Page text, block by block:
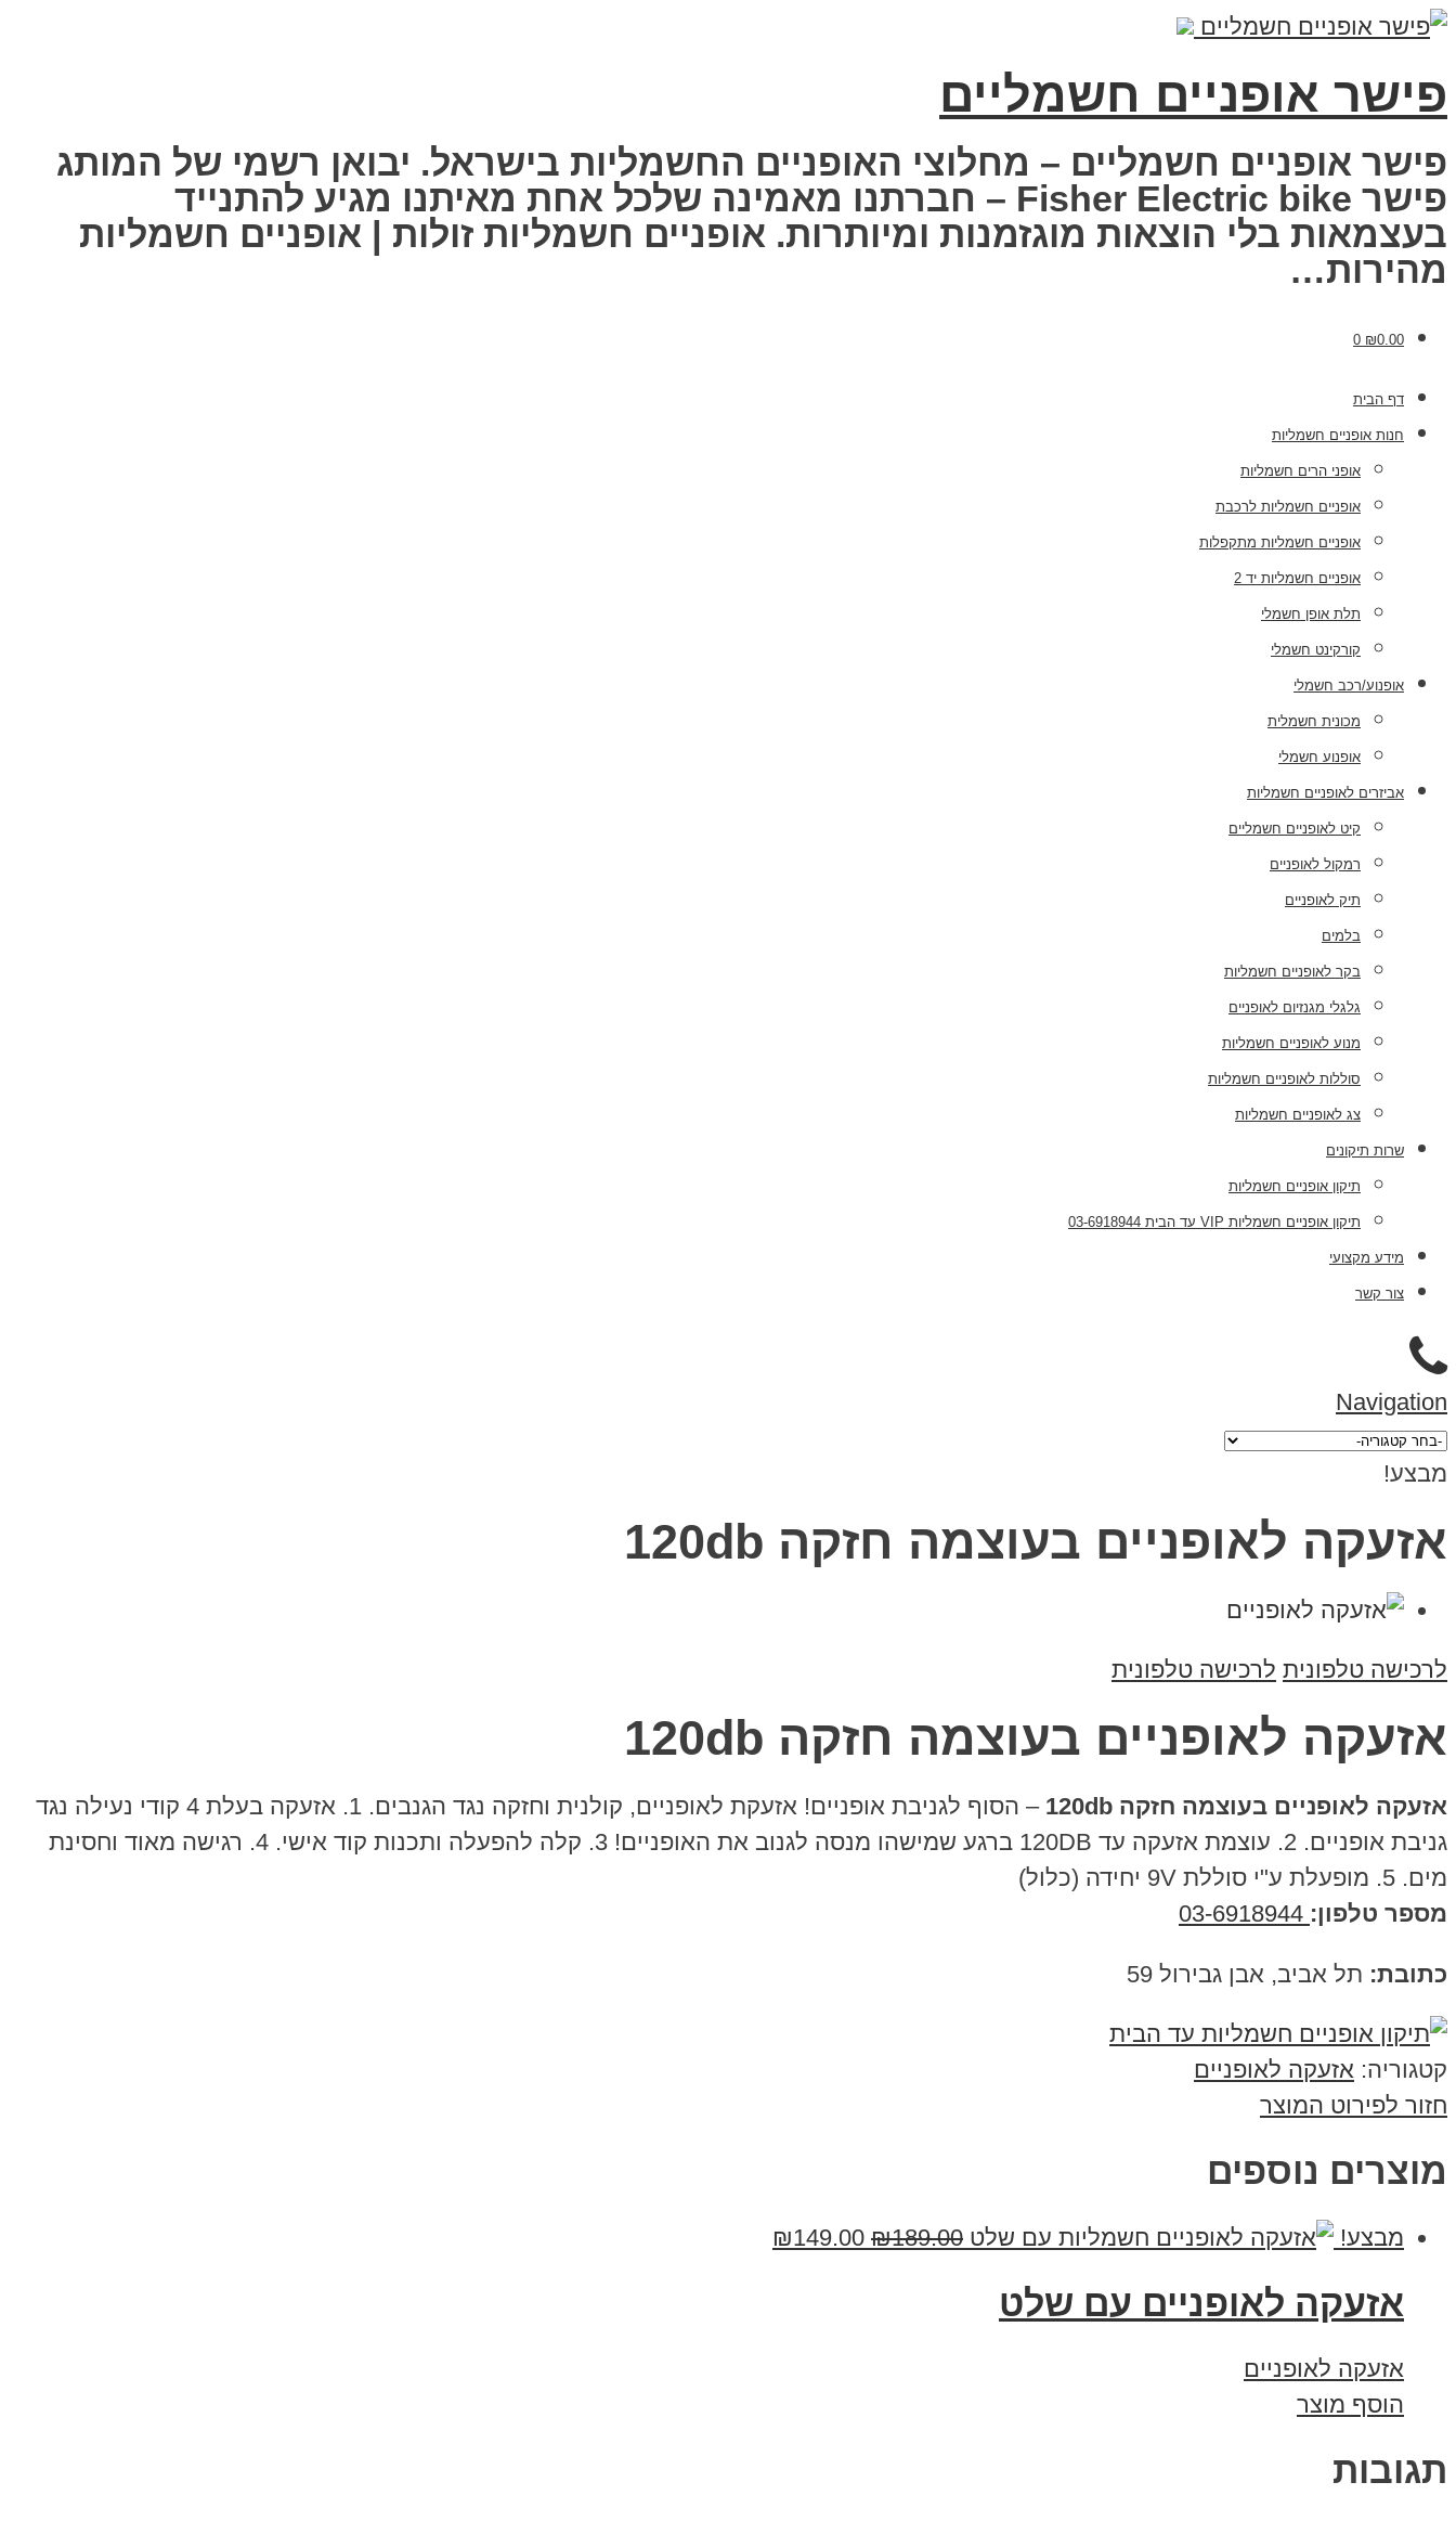
פישר אופניים חשמליים
פישר אופניים חשמליים – מחלוצי האופניים החשמליות בישראל. יבואן רשמי של המותג
פישר Fisher Electric bike – חברתנו מאמינה שלכל אחת מאיתנו מגיע להתנייד
בעצמאות בלי הוצאות מוגזמנות ומיותרות. אופניים חשמליות זולות | אופניים חשמליות
מהירות…
₪0.00
0
דף הבית
חנות אופניים חשמליות
אופני הרים חשמליות
אופניים חשמליות לרכבת
אופניים חשמליות מתקפלות
אופניים חשמליות יד 2
תלת אופן חשמלי
קורקינט חשמלי
אופנוע/רכב חשמלי
מכונית חשמלית
אופנוע חשמלי
אביזרים לאופניים חשמליות
קיט לאופניים חשמליים
רמקול לאופניים
תיק לאופניים
בלמים
בקר לאופניים חשמליות
גלגלי מגנזיום לאופניים
מנוע לאופניים חשמליות
סוללות לאופניים חשמליות
צג לאופניים חשמליות
שרות תיקונים
תיקון אופניים חשמליות
תיקון אופניים חשמליות VIP עד הבית 03-6918944
מידע מקצועי
צור קשר
Navigation
מבצע!
אזעקה לאופניים בעוצמה חזקה 120db
לרכישה טלפונית לרכישה טלפונית
אזעקה לאופניים בעוצמה חזקה 120db
אזעקה לאופניים בעוצמה חזקה 120db
– הסוף לגניבת אופניים! אזעקת לאופניים, קולנית וחזקה נגד הגנבים. 1. אזעקה בעלת 4 קודי נעילה נגד
גניבת אופניים. 2. עוצמת אזעקה עד 120DB ברגע שמישהו מנסה לגנוב את האופניים! 3. קלה להפעלה ותכנות קוד אישי. 4. רגישה מאוד וחסינת
מים. 5. מופעלת ע"י סוללת 9V יחידה (כלול)
מספר טלפון:
כתובת: תל אביב, אבן גבירול 59
קטגוריה: אזעקה לאופניים
חזור לפירוט המוצר
מוצרים נוספים
מבצע! ₪189.00
₪149.00
אזעקה לאופניים עם שלט
אזעקה לאופניים
הוסף מוצר
תגובות